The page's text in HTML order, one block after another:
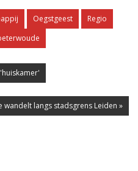
Oegstgeest
Regio
wandelt langs stadsgrens Leiden »